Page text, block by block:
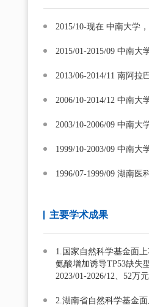
2015/10-现在 中南大学
2015/01-2015/09 中南
2013/06-2014/11 南阿
2006/10-2014/12 中南
2003/10-2006/09 中南
1999/10-2003/09 中南
1996/07-1999/09 湖南
主要学术成果
1.国家自然科学基金面
氨酸增加诱导TP53缺失
2023/01-2026/12、52万
2.湖南省自然科学基金面